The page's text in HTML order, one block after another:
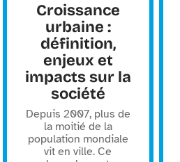
Croissance
urbaine :
définition,
enjeux et
impacts sur la
société
Depuis 2007, plus de
la moitié de la
population mondiale
vit en ville. Ce